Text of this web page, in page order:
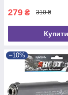
279 ₴ 310 ₴
Купити
–10%